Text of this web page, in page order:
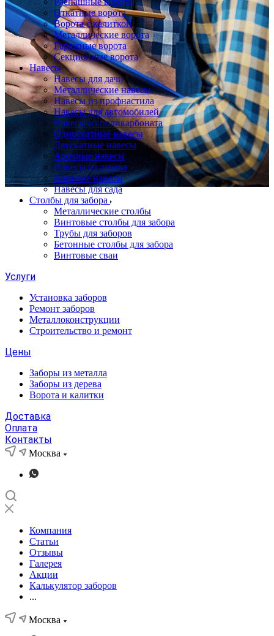
Откатные ворота
Ворота с калиткой
Металлические ворота
Гаражные ворота
Секционные ворота
Навесы
Навесы для дачи
Металлические навесы
Навесы из профнастила
Навесы для автомобилей
Навесы из поликарбоната
Односкатные навесы
Двускатные навесы
Арочные навесы
Навесы из дерева
Кованые навесы
Навесы для сада
Столбы для забора
Металлические столбы
Винтовые столбы для забора
Трубы для заборов
Бетонные столбы для забора
Винтовые сваи
Услуги
Установка заборов
Ремонт заборов
Металлоконструкции
Строительство и ремонт
Цены
Заборы из металла
Заборы из дерева
Ворота и калитки
Доставка
Оплата
Контакты
Москва
Компания
Статьи
Отзывы
Галерея
Акции
Калькулятор заборов
...
Москва